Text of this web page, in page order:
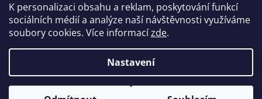
K personalizaci obsahu a reklam, poskytování funkcí
sociálních médií a analýze naší návštěvnosti využíváme
soubory cookies. Více informacízde.
Nastavení